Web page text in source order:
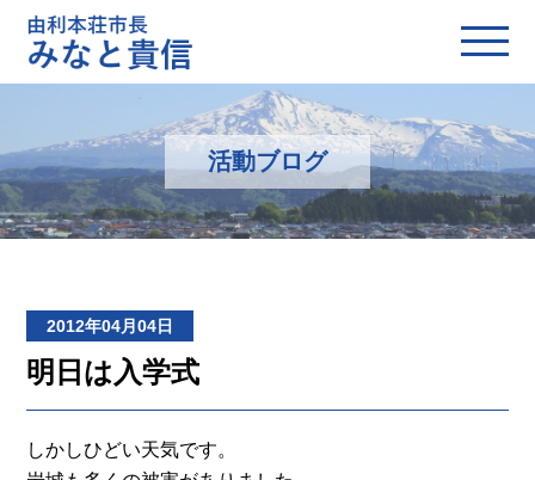
活動ブログ
2012年04月04日
明日は入学式
しかしひどい天気です。